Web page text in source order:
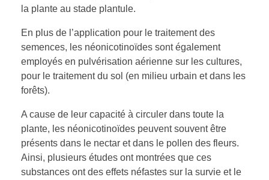
la plante au stade plantule.
En plus de l’application pour le traitement des
semences, les néonicotinoïdes sont également
employés en pulvérisation aérienne sur les cultures,
pour le traitement du sol (en milieu urbain et dans les
forêts).
A cause de leur capacité à circuler dans toute la
plante, les néonicotinoïdes peuvent souvent être
présents dans le nectar et dans le pollen des fleurs.
Ainsi, plusieurs études ont montrées que ces
substances ont des effets néfastes sur la survie et le